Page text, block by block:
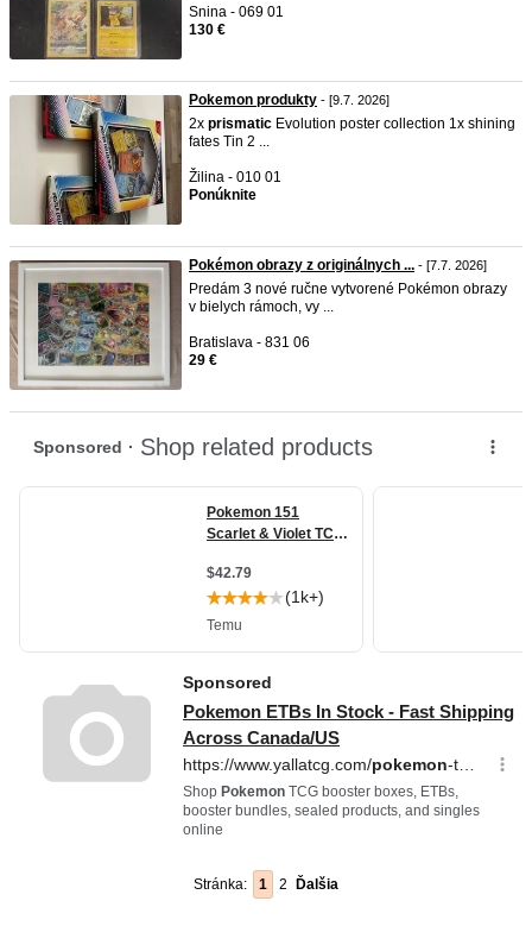
Snina - 069 01
130 €
Pokemon produkty - [9.7. 2026]
2x prismatic Evolution poster collection 1x shining
fates Tin 2 ...
Žilina - 010 01
Ponúknite
Pokémon obrazy z originálnych ... - [7.7. 2026]
Predám 3 nové ručne vytvorené Pokémon obrazy
v bielych rámoch, vy ...
Bratislava - 831 06
29 €
Stránka: 1 2 Ďalšia